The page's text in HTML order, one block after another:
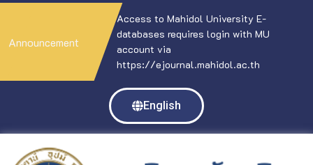
Announcement
Access to Mahidol University E-
databases requires login with MU
account via
https://ejournal.mahidol.ac.th
English